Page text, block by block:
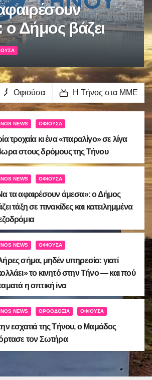
μηδέν
γιατί «κολλάει»
στην Τήνο — και
η οπτική ίνα
Οφιούσα Η Τήνος στα ΜΜΕ
NEWS ΟΦΙΟΎΣΑ
τροχαία κι ένα «παραλίγο» σε λίγα
στους δρόμους της Τήνου
NEWS ΟΦΙΟΎΣΑ
τα αφαιρέσουν άμεσα»: ο Δήμος
τάξη σε πινακίδες και κατειλημμένα
NEWS ΟΦΙΟΎΣΑ
σήμα, μηδέν υπηρεσία: γιατί
το κινητό στην Τήνο — και πού
η οπτική ίνα
NEWS ΟΡΘΟΔΟΞΊΑ ΟΦΙΟΎΣΑ
εσχατιά της Τήνου, ο Μαμάδος
τον Σωτήρα